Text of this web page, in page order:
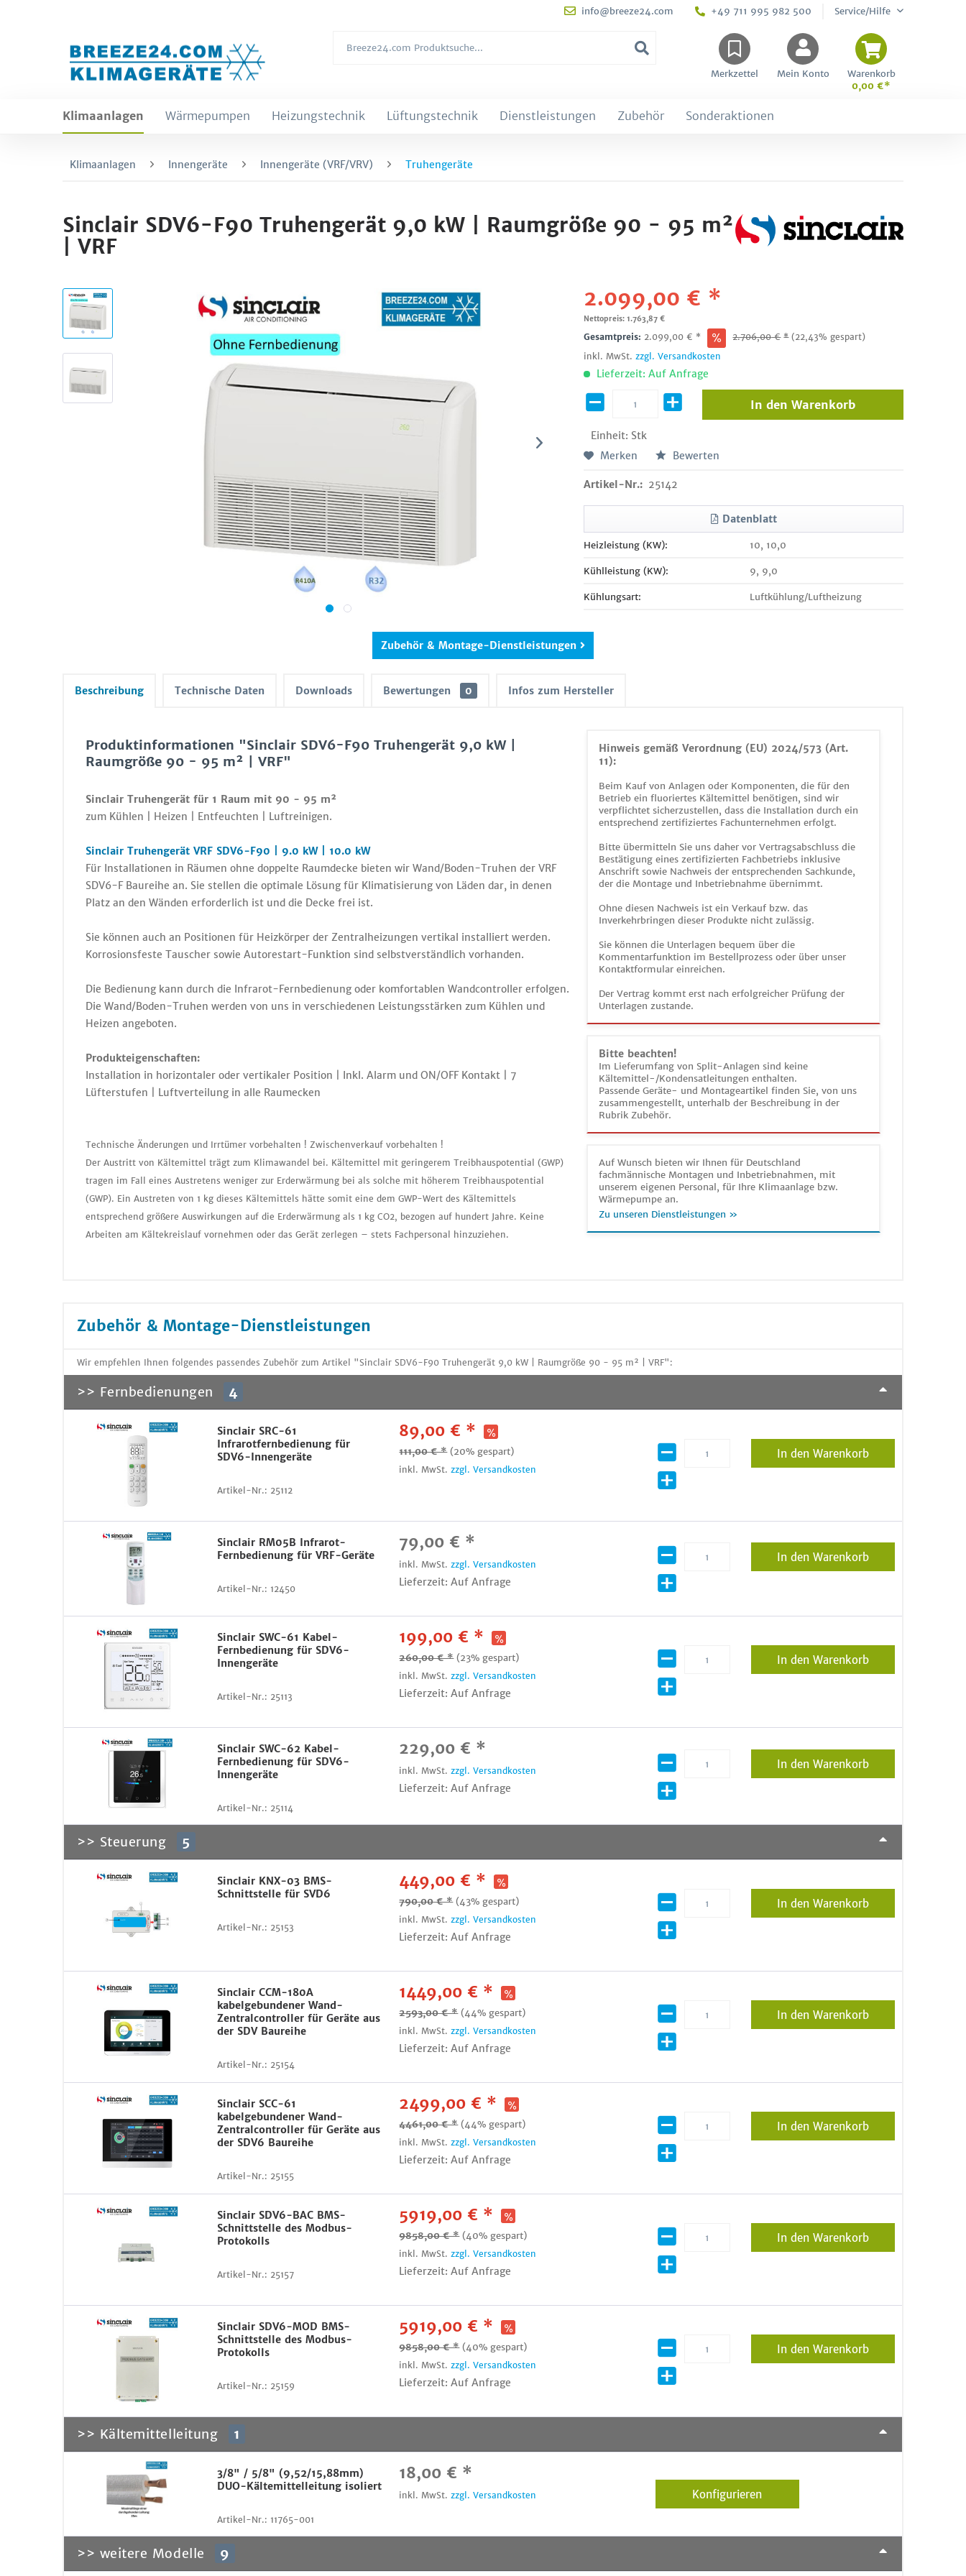
info@breeze24.com +49 711 995 982 500 Service/Hilfe
Merkzettel Mein Konto
Warenkorb
0,00 €*
Klimaanlagen Wärmepumpen Heizungstechnik Lüftungstechnik Dienstleistungen Zubehör Sonderaktionen
Klimaanlagen Innengeräte Innengeräte (VRF/VRV) Truhengeräte
Sinclair SDV6-F90 Truhengerät 9,0 kW | Raumgröße 90 - 95 m²
| VRF
2.099,00 € *
Nettopreis: 1.763,87 €
Gesamtpreis: 2.099,00 € * 2.706,00€ * (22,43% gespart)
inkl. MwSt.zzgl. Versandkosten
Lieferzeit: Auf Anfrage
Einheit: Stk
In den Warenkorb
Merken Bewerten
Artikel-Nr.: 25142
Datenblatt
Heizleistung (KW): 10, 10,0
Kühlleistung (KW): 9, 9,0
Kühlungsart: Luftkühlung/Luftheizung
Zubehör & Montage-Dienstleistungen
Beschreibung Technische Daten Downloads Bewertungen 0 Infos zum Hersteller
Hinweis gemäß Verordnung (EU) 2024/573 (Art.
11):
Beim Kauf von Anlagen oder Komponenten, die für den
Betrieb ein fluoriertes Kältemittel benötigen, sind wir
verpflichtet sicherzustellen, dass die Installation durch ein
entsprechend zertifiziertes Fachunternehmen erfolgt.
Bitte übermitteln Sie uns daher vor Vertragsabschluss die
Bestätigung eines zertifizierten Fachbetriebs inklusive
Anschrift sowie Nachweis der entsprechenden Sachkunde,
der die Montage und Inbetriebnahme übernimmt.
Ohne diesen Nachweis ist ein Verkauf bzw. das
Inverkehrbringen dieser Produkte nicht zulässig.
Sie können die Unterlagen bequem über die
Kommentarfunktion im Bestellprozess oder über unser
Kontaktformular einreichen.
Der Vertrag kommt erst nach erfolgreicher Prüfung der
Unterlagen zustande.
Bitte beachten!
Im Lieferumfang von Split-Anlagen sind keine
Kältemittel-/Kondensatleitungen enthalten.
Passende Geräte- und Montageartikel finden Sie, von uns
zusammengestellt, unterhalb der Beschreibung in der
Rubrik Zubehör.
Auf Wunsch bieten wir Ihnen für Deutschland
fachmännische Montagen und Inbetriebnahmen, mit
unserem eigenen Personal, für Ihre Klimaanlage bzw.
Wärmepumpe an.
Zu unseren Dienstleistungen »
Produktinformationen "Sinclair SDV6-F90 Truhengerät 9,0 kW |
Raumgröße 90 - 95 m² | VRF"
Sinclair Truhengerät für 1 Raum mit 90 - 95 m²
zum Kühlen | Heizen | Entfeuchten | Luftreinigen.
Sinclair Truhengerät VRF SDV6-F90 | 9.0 kW | 10.0 kW
Für Installationen in Räumen ohne doppelte Raumdecke bieten wir Wand/Boden-Truhen der VRF
SDV6-F Baureihe an. Sie stellen die optimale Lösung für Klimatisierung von Läden dar, in denen
Platz an den Wänden erforderlich ist und die Decke frei ist.
Sie können auch an Positionen für Heizkörper der Zentralheizungen vertikal installiert werden.
Korrosionsfeste Tauscher sowie Autorestart-Funktion sind selbstverständlich vorhanden.
Die Bedienung kann durch die Infrarot-Fernbedienung oder komfortablen Wandcontroller erfolgen.
Die Wand/Boden-Truhen werden von uns in verschiedenen Leistungsstärken zum Kühlen und
Heizen angeboten.
Produkteigenschaften:
Installation in horizontaler oder vertikaler Position | Inkl. Alarm und ON/OFF Kontakt | 7
Lüfterstufen | Luftverteilung in alle Raumecken
Technische Änderungen und Irrtümer vorbehalten ! Zwischenverkauf vorbehalten !
Der Austritt von Kältemittel trägt zum Klimawandel bei. Kältemittel mit geringerem Treibhauspotential (GWP)
tragen im Fall eines Austretens weniger zur Erderwärmung bei als solche mit höherem Treibhauspotential
(GWP). Ein Austreten von 1 kg dieses Kältemittels hätte somit eine dem GWP-Wert des Kältemittels
entsprechend größere Auswirkungen auf die Erderwärmung als 1 kg CO2, bezogen auf hundert Jahre. Keine
Arbeiten am Kältekreislauf vornehmen oder das Gerät zerlegen – stets Fachpersonal hinzuziehen.
Zubehör & Montage-Dienstleistungen
Wir empfehlen Ihnen folgendes passendes Zubehör zum Artikel "Sinclair SDV6-F90 Truhengerät 9,0 kW | Raumgröße 90 - 95 m² | VRF":
>> Fernbedienungen 4
Sinclair SRC-61
Infrarotfernbedienung für
SDV6-Innengeräte
Artikel-Nr.: 25112
89,00 € *
111,00 € * (20% gespart)
inkl. MwSt.zzgl. Versandkosten
In den Warenkorb
Sinclair RM05B Infrarot-
Fernbedienung für VRF-Geräte
Artikel-Nr.: 12450
79,00 € *
inkl. MwSt.zzgl. Versandkosten
Lieferzeit: Auf Anfrage
In den Warenkorb
Sinclair SWC-61 Kabel-
Fernbedienung für SDV6-
Innengeräte
Artikel-Nr.: 25113
199,00 € *
260,00 € * (23% gespart)
inkl. MwSt.zzgl. Versandkosten
Lieferzeit: Auf Anfrage
In den Warenkorb
Sinclair SWC-62 Kabel-
Fernbedienung für SDV6-
Innengeräte
Artikel-Nr.: 25114
229,00 € *
inkl. MwSt.zzgl. Versandkosten
Lieferzeit: Auf Anfrage
In den Warenkorb
>> Steuerung 5
Sinclair KNX-03 BMS-
Schnittstelle für SVD6
Artikel-Nr.: 25153
449,00 € *
790,00 € * (43% gespart)
inkl. MwSt.zzgl. Versandkosten
Lieferzeit: Auf Anfrage
In den Warenkorb
Sinclair CCM-180A
kabelgebundener Wand-
Zentralcontroller für Geräte aus
der SDV Baureihe
Artikel-Nr.: 25154
1449,00 € *
2593,00 € * (44% gespart)
inkl. MwSt.zzgl. Versandkosten
Lieferzeit: Auf Anfrage
In den Warenkorb
Sinclair SCC-61
kabelgebundener Wand-
Zentralcontroller für Geräte aus
der SDV6 Baureihe
Artikel-Nr.: 25155
2499,00 € *
4461,00 € * (44% gespart)
inkl. MwSt.zzgl. Versandkosten
Lieferzeit: Auf Anfrage
In den Warenkorb
Sinclair SDV6-BAC BMS-
Schnittstelle des Modbus-
Protokolls
Artikel-Nr.: 25157
5919,00 € *
9858,00 € * (40% gespart)
inkl. MwSt.zzgl. Versandkosten
Lieferzeit: Auf Anfrage
In den Warenkorb
Sinclair SDV6-MOD BMS-
Schnittstelle des Modbus-
Protokolls
Artikel-Nr.: 25159
5919,00 € *
9858,00 € * (40% gespart)
inkl. MwSt.zzgl. Versandkosten
Lieferzeit: Auf Anfrage
In den Warenkorb
>> Kältemittelleitung 1
3/8" / 5/8" (9,52/15,88mm)
DUO-Kältemittelleitung isoliert
Artikel-Nr.: 11765-001
18,00 € *
inkl. MwSt.zzgl. Versandkosten Konfigurieren
>> weitere Modelle 9